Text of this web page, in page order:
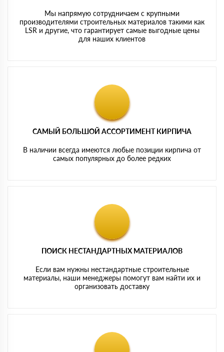
Мы напрямую сотрудничаем с крупными
производителями строительных материалов такими как
LSR и другие, что гарантирует самые выгодные цены
для наших клиентов
САМЫЙ БОЛЬШОЙ АССОРТИМЕНТ КИРПИЧА
В наличии всегда имеются любые позиции кирпича от
самых популярных до более редких
ПОИСК НЕСТАНДАРТНЫХ МАТЕРИАЛОВ
Если вам нужны нестандартные строительные
материалы, наши менеджеры помогут вам найти их и
организовать доставку